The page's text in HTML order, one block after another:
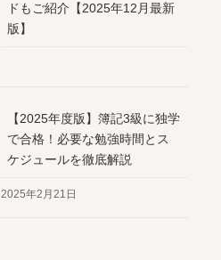
ドもご紹介【2025年12月最新
版】
【2025年度版】簿記3級に独学
で合格！必要な勉強時間とス
ケジュールを徹底解説
2025年2月21日